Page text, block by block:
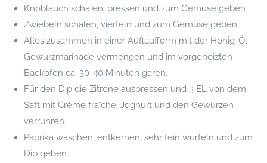
Knoblauch schälen, pressen und zum Gemüse geben.
Zwiebeln schälen, vierteln und zum Gemüse geben.
Alles zusammen in einer Auflaufform mit der Honig-Öl-
Gewürzmarinade vermengen und im vorgeheizten
Backofen ca. 30-40 Minuten garen.
Für den Dip die Zitrone auspressen und 3 EL von dem
Saft mit Crème fraîche, Joghurt und den Gewürzen
verrühren.
Paprika waschen, entkernen, sehr fein würfeln und zum
Dip geben.